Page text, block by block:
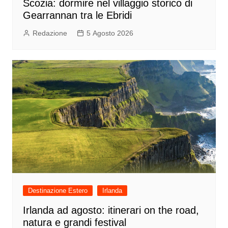
Scozia: dormire nel villaggio storico di
Gearrannan tra le Ebridi
Redazione 5 Agosto 2026
Destinazione Estero Irlanda
Irlanda ad agosto: itinerari on the road,
natura e grandi festival